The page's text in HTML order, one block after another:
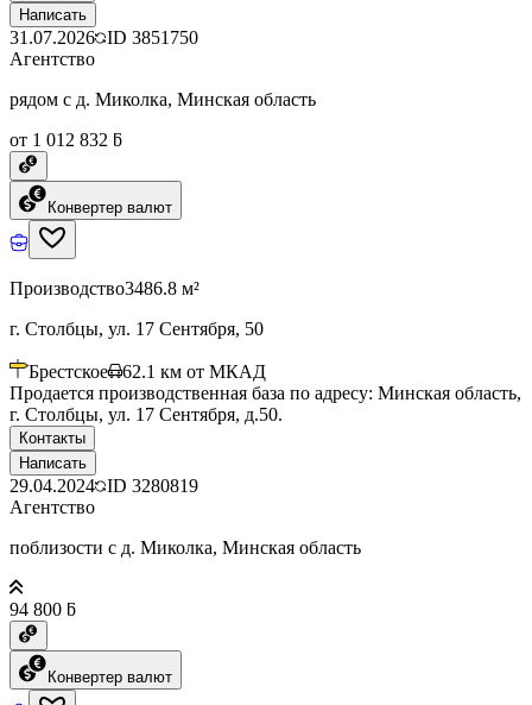
Написать
31.07.2026 ID 3851750
Агентство
рядом с д. Миколка, Минская область
от 1 012 832 ƃ
Конвертер валют
Производство3486.8 м²
г. Столбцы, ул. 17 Сентября, 50
Брестское 62.1 км от МКАД
Продается производственная база по адресу: Минская область,
г. Столбцы, ул. 17 Сентября, д.50.
Контакты
Написать
29.04.2024 ID 3280819
Агентство
поблизости с д. Миколка, Минская область
94 800 ƃ
Конвертер валют